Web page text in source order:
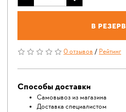
В резерв
0 отзывов/Рейтинг
Способы доставки
Самовывоз из магазина
Доставка специалистом